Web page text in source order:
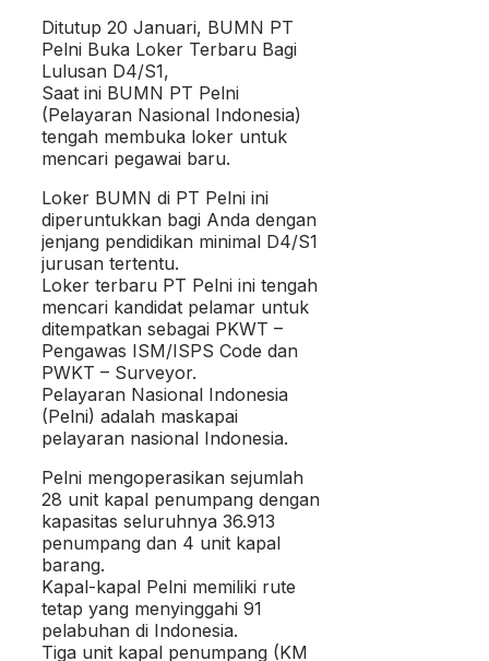
Ditutup 20 Januari, BUMN PT
Pelni Buka Loker Terbaru Bagi
Lulusan D4/S1,
Saat ini BUMN PT Pelni
(Pelayaran Nasional Indonesia)
tengah membuka loker untuk
mencari pegawai baru.
Loker BUMN di PT Pelni ini
diperuntukkan bagi Anda dengan
jenjang pendidikan minimal D4/S1
jurusan tertentu.
Loker terbaru PT Pelni ini tengah
mencari kandidat pelamar untuk
ditempatkan sebagai PKWT –
Pengawas ISM/ISPS Code dan
PWKT – Surveyor.
Pelayaran Nasional Indonesia
(Pelni) adalah maskapai
pelayaran nasional Indonesia.
Pelni mengoperasikan sejumlah
28 unit kapal penumpang dengan
kapasitas seluruhnya 36.913
penumpang dan 4 unit kapal
barang.
Kapal-kapal Pelni memiliki rute
tetap yang menyinggahi 91
pelabuhan di Indonesia.
Tiga unit kapal penumpang (KM